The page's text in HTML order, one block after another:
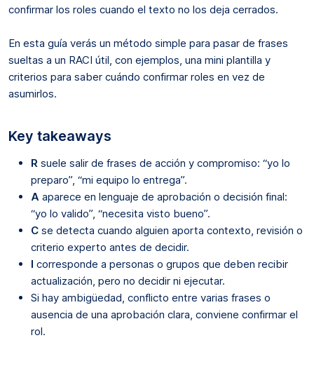
confirmar los roles cuando el texto no los deja cerrados.
En esta guía verás un método simple para pasar de frases
sueltas a un RACI útil, con ejemplos, una mini plantilla y
criterios para saber cuándo confirmar roles en vez de
asumirlos.
Key takeaways
R suele salir de frases de acción y compromiso: “yo lo
preparo”, “mi equipo lo entrega”.
A aparece en lenguaje de aprobación o decisión final:
“yo lo valido”, “necesita visto bueno”.
C se detecta cuando alguien aporta contexto, revisión o
criterio experto antes de decidir.
I corresponde a personas o grupos que deben recibir
actualización, pero no decidir ni ejecutar.
Si hay ambigüedad, conflicto entre varias frases o
ausencia de una aprobación clara, conviene confirmar el
rol.